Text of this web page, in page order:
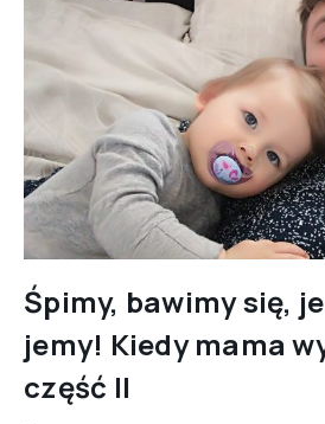
Śpimy, bawimy się,
jemy! Kiedy mama
część II